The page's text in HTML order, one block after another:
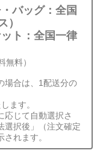
バッグ：全国
）
ト：全国一律
無料）
場合は、1配送分の
ます。
応じて自動選択さ
選択後」（注文確定
れます。